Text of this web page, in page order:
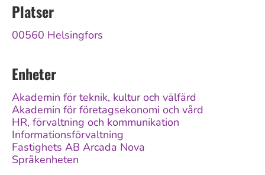
Platser
00560 Helsingfors
Enheter
Akademin för teknik, kultur och välfärd
Akademin för företagsekonomi och vård
HR, förvaltning och kommunikation
Informationsförvaltning
Fastighets AB Arcada Nova
Språkenheten